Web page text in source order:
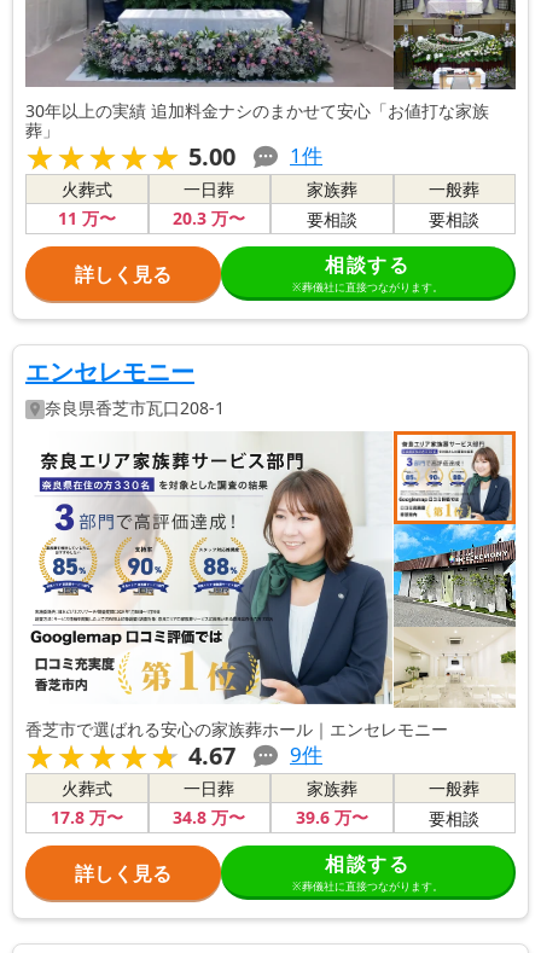
30年以上の実績 追加料金ナシのまかせて安心「お値打な家族
葬」
★★★★★
★★★★★ 5.00 1件
火葬式
11 万〜
一日葬
20.3 万〜
家族葬
要相談
一般葬
要相談
詳しく見る 相談する
※葬儀社に直接つながります。
エンセレモニー
奈良県香芝市瓦口208-1
香芝市で選ばれる安心の家族葬ホール｜エンセレモニー
★★★★★
★★★★★ 4.67 9件
火葬式
17.8万〜
一日葬
34.8 万〜
家族葬
39.6万〜
一般葬
要相談
詳しく見る 相談する
※葬儀社に直接つながります。